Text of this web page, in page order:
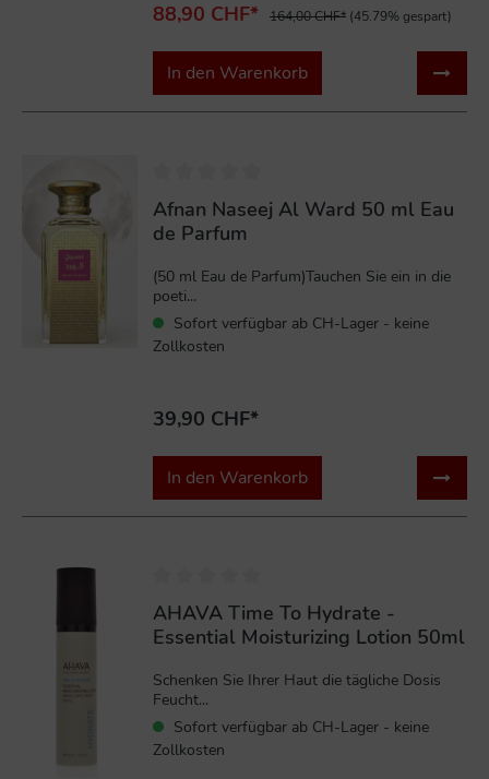
88,90 CHF* 164,00 CHF* (45.79% gespart)
In den Warenkorb
Afnan Naseej Al Ward 50 ml Eau
de Parfum
(50 ml Eau de Parfum)Tauchen Sie ein in die
poeti...
Sofort verfügbar ab CH-Lager - keine
Zollkosten
39,90 CHF*
In den Warenkorb
AHAVA Time To Hydrate -
Essential Moisturizing Lotion 50ml
Schenken Sie Ihrer Haut die tägliche Dosis
Feucht...
Sofort verfügbar ab CH-Lager - keine
Zollkosten